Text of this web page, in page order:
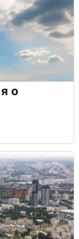
о